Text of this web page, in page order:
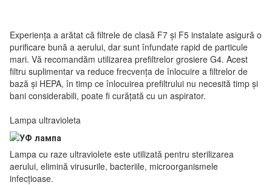
Experiența a arătat că filtrele de clasă F7 și F5 instalate asigură o
purificare bună a aerului, dar sunt înfundate rapid de particule
mari. Vă recomandăm utilizarea prefiltrelor grosiere G4. Acest
filtru suplimentar va reduce frecvența de înlocuire a filtrelor de
bază și HEPA, în timp ce înlocuirea prefiltrului nu necesită timp și
bani considerabili, poate fi curățată cu un aspirator.
Lampa ultravioleta
Lampa cu raze ultraviolete este utilizată pentru sterilizarea
aerului, elimină virusurile, bacteriile, microorganismele
infecțioase.